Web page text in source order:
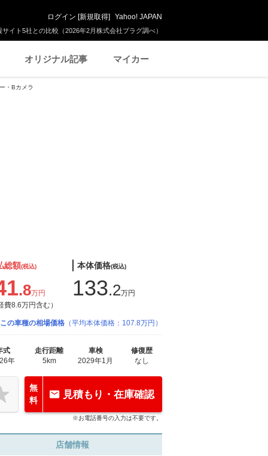
イト5社との比較（2026年2月株式会社プラグ調べ）
ログイン [新規取得] Yahoo! JAPAN
オリジナル記事 マイカー
・Bカメラ
総額(税込)
.8万円
費8.6万円含む）
本体価格(税込)
133.2万円
この車種の相場価格 （平均本体価格：107.8万円）
式
年
走行距離
5km
車検
2029年1月
修復歴
なし
無
料
見積もり・在庫確認
※お電話番号の入力は不要です。
店舗情報